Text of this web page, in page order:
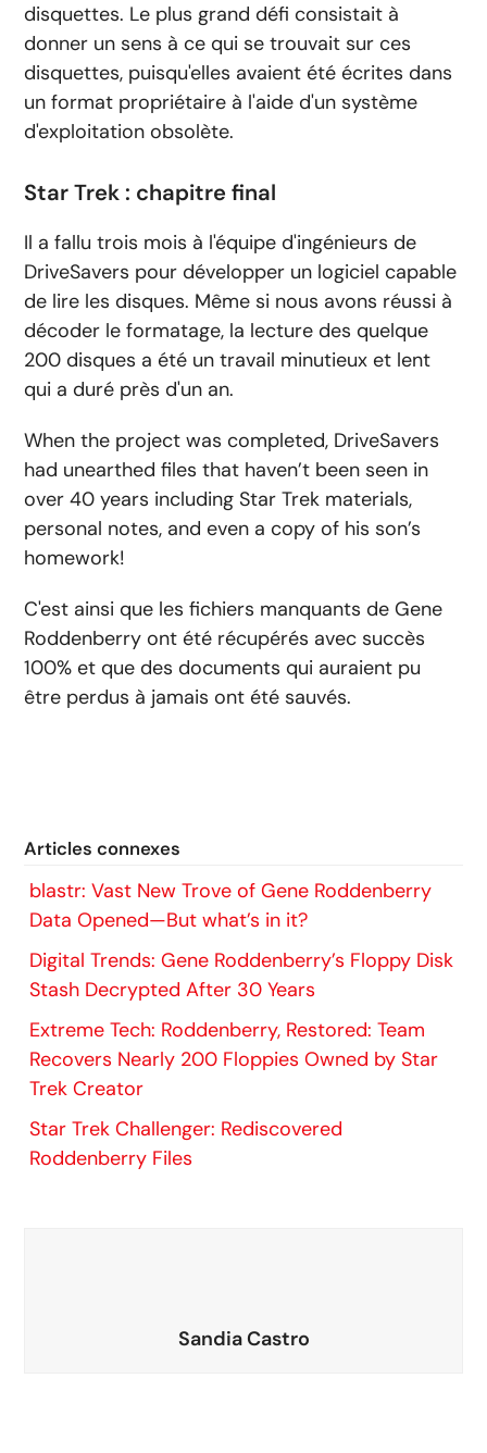
disquettes. Le plus grand défi consistait à
donner un sens à ce qui se trouvait sur ces
disquettes, puisqu'elles avaient été écrites dans
un format propriétaire à l'aide d'un système
d'exploitation obsolète.
Star Trek : chapitre final
Il a fallu trois mois à l'équipe d'ingénieurs de
DriveSavers pour développer un logiciel capable
de lire les disques. Même si nous avons réussi à
décoder le formatage, la lecture des quelque
200 disques a été un travail minutieux et lent
qui a duré près d'un an.
When the project was completed, DriveSavers
had unearthed files that haven’t been seen in
over 40 years including Star Trek materials,
personal notes, and even a copy of his son’s
homework!
C'est ainsi que les fichiers manquants de Gene
Roddenberry ont été récupérés avec succès
100% et que des documents qui auraient pu
être perdus à jamais ont été sauvés.
Articles connexes
blastr: Vast New Trove of Gene Roddenberry
Data Opened—But what’s in it?
Digital Trends: Gene Roddenberry’s Floppy Disk
Stash Decrypted After 30 Years
Extreme Tech: Roddenberry, Restored: Team
Recovers Nearly 200 Floppies Owned by Star
Trek Creator
Star Trek Challenger: Rediscovered
Roddenberry Files
Sandia Castro